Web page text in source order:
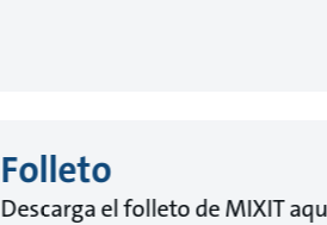
Folleto
Descarga el folleto de MIXIT